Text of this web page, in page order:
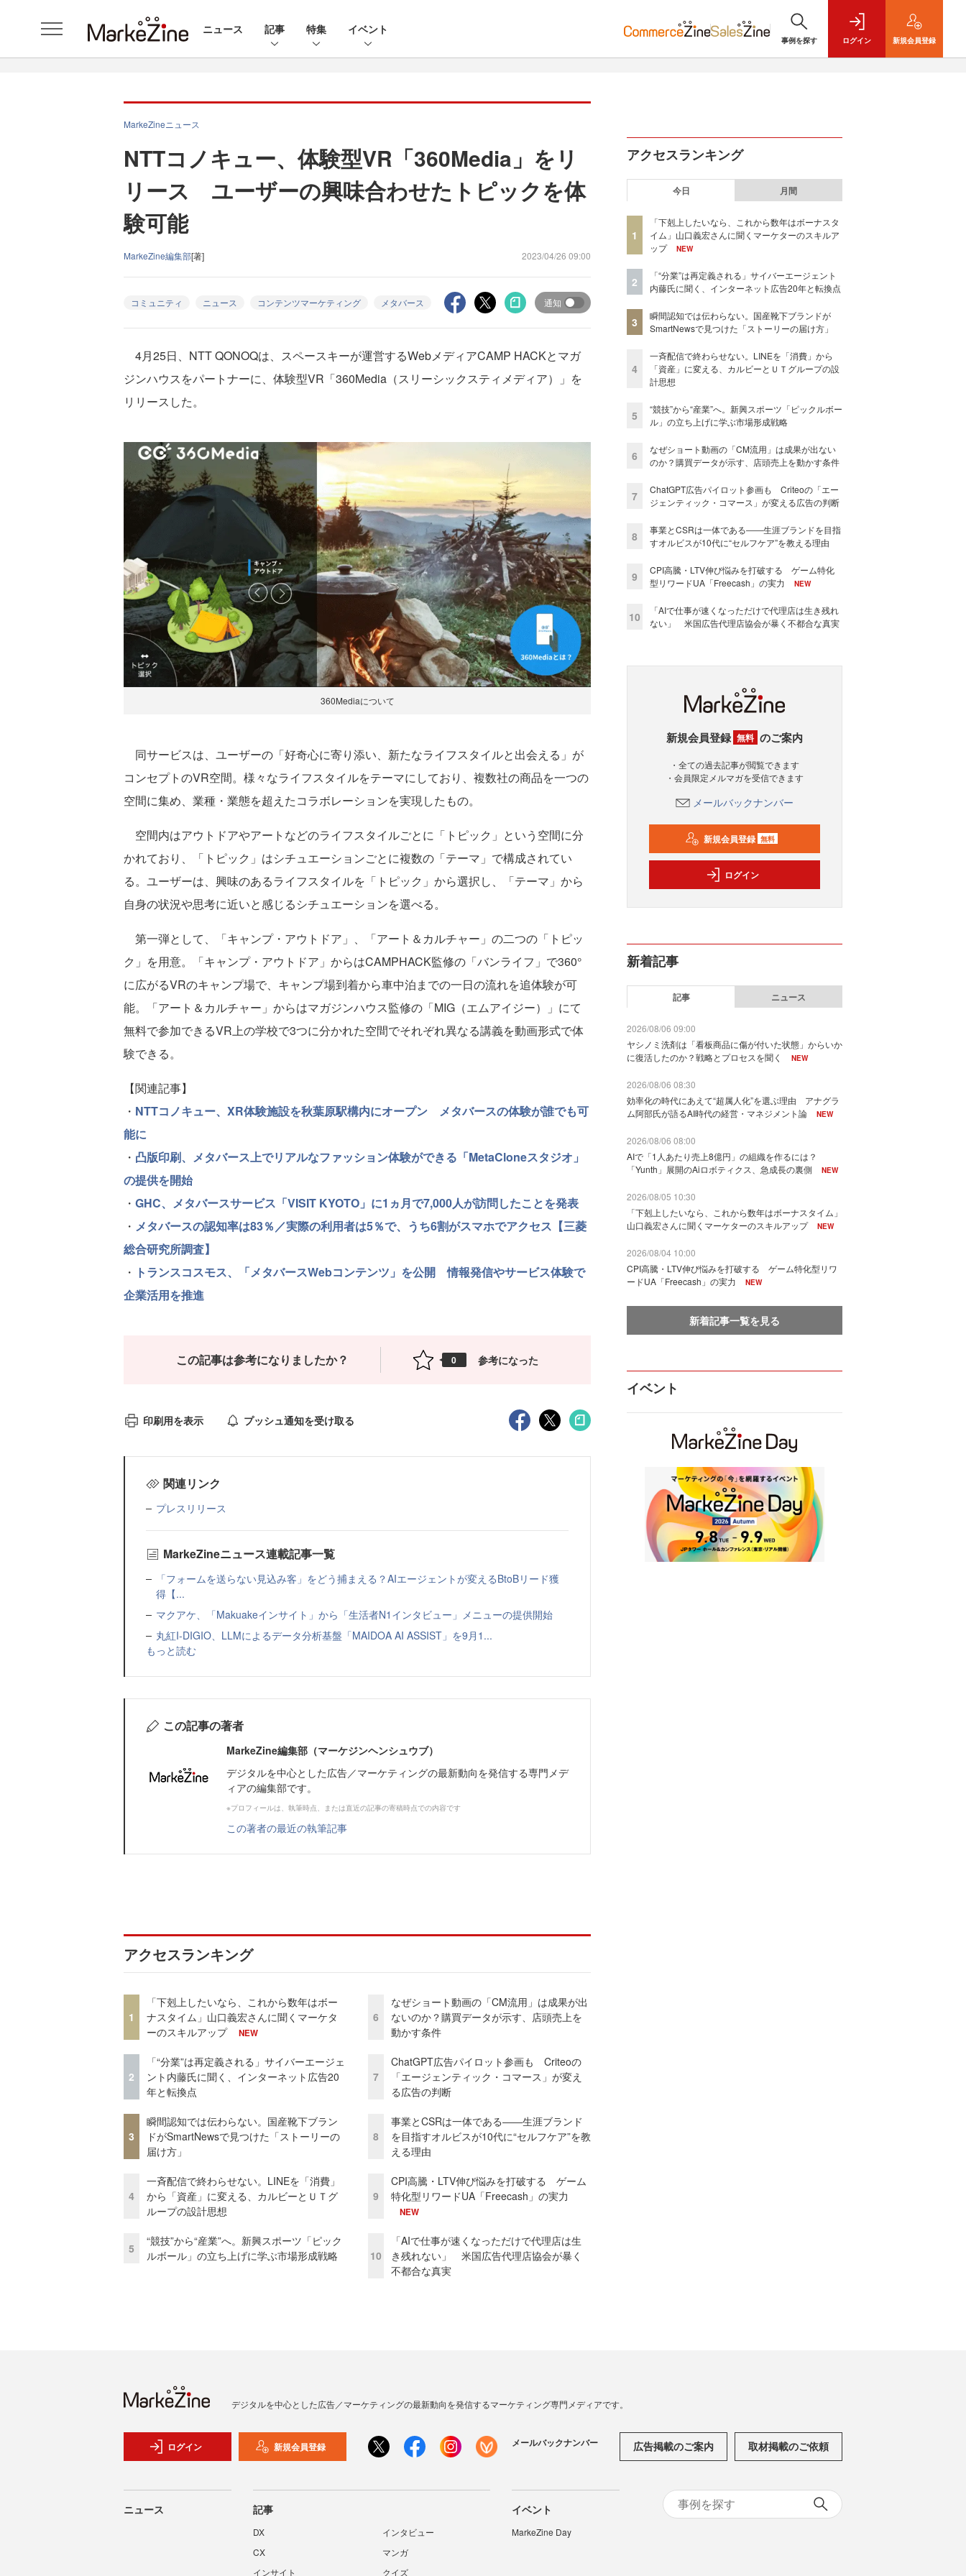
ニュース 記事 特集 イベント
事例を探す ログイン 新規会員登録
MarkeZineニュース
NTTコノキュー、体験型VR「360Media」をリ
リース ユーザーの興味合わせたトピックを体
験可能
MarkeZine編集部[著] 2023/04/26 09:00
コミュニティ ニュース コンテンツマーケティング メタバース 通知
4月25日、NTT QONOQは、スペースキーが運営するWebメディアCAMP HACKとマガ
ジンハウスをパートナーに、体験型VR「360Media（スリーシックスティメディア）」を
リリースした。
360Mediaについて
同サービスは、ユーザーの「好奇心に寄り添い、新たなライフスタイルと出会える」が
コンセプトのVR空間。様々なライフスタイルをテーマにしており、複数社の商品を一つの
空間に集め、業種・業態を超えたコラボレーションを実現したもの。
空間内はアウトドアやアートなどのライフスタイルごとに「トピック」という空間に分
かれており、「トピック」はシチュエーションごとに複数の「テーマ」で構成されてい
る。ユーザーは、興味のあるライフスタイルを「トピック」から選択し、「テーマ」から
自身の状況や思考に近いと感じるシチュエーションを選べる。
第一弾として、「キャンプ・アウトドア」、「アート＆カルチャー」の二つの「トピッ
ク」を用意。「キャンプ・アウトドア」からはCAMPHACK監修の「バンライフ」で360°
に広がるVRのキャンプ場で、キャンプ場到着から車中泊までの一日の流れを追体験が可
能。「アート＆カルチャー」からはマガジンハウス監修の「MIG（エムアイジー）」にて
無料で参加できるVR上の学校で3つに分かれた空間でそれぞれ異なる講義を動画形式で体
験できる。
【関連記事】
・ NTTコノキュー、XR体験施設を秋葉原駅構内にオープン メタバースの体験が誰でも可
能に
・ 凸版印刷、メタバース上でリアルなファッション体験ができる「MetaCloneスタジオ」
の提供を開始
・ GHC、メタバースサービス「VISIT KYOTO」に1ヵ月で7,000人が訪問したことを発表
・ メタバースの認知率は83％／実際の利用者は5％で、うち6割がスマホでアクセス【三菱
総合研究所調査】
・ トランスコスモス、「メタバースWebコンテンツ」を公開 情報発信やサービス体験で
企業活用を推進
この記事は参考になりましたか？ 0 参考になった
印刷用を表示 プッシュ通知を受け取る
関連リンク
プレスリリース
MarkeZineニュース連載記事一覧
「フォームを送らない見込み客」をどう捕まえる？AIエージェントが変えるBtoBリード獲
得【...
マクアケ、「Makuakeインサイト」から「生活者N1インタビュー」メニューの提供開始
丸紅I-DIGIO、LLMによるデータ分析基盤「MAIDOA AI ASSIST」を9月1...
もっと読む
この記事の著者
MarkeZine編集部（マーケジンヘンシュウブ）
デジタルを中心とした広告／マーケティングの最新動向を発信する専門メデ
ィアの編集部です。
※プロフィールは、執筆時点、または直近の記事の寄稿時点での内容です
この著者の最近の執筆記事
アクセスランキング
1
「下剋上したいなら、これから数年はボー
ナスタイム」山口義宏さんに聞くマーケタ
ーのスキルアップ
NEW
2
「“分業”は再定義される」サイバーエージェ
ント内藤氏に聞く、インターネット広告20
年と転換点
3
瞬間認知では伝わらない。国産靴下ブラン
ドがSmartNewsで見つけた「ストーリーの
届け方」
4
一斉配信で終わらせない。LINEを「消費」
から「資産」に変える、カルビーとＵＴグ
ループの設計思想
5
“競技”から“産業”へ。新興スポーツ「ピック
ルボール」の立ち上げに学ぶ市場形成戦略
6
なぜショート動画の「CM流用」は成果が出
ないのか？購買データが示す、店頭売上を
動かす条件
7
ChatGPT広告パイロット参画も Criteoの
「エージェンティック・コマース」が変え
る広告の判断
8
事業とCSRは一体である――生涯ブランド
を目指すオルビスが10代に“セルフケア”を教
える理由
9
CPI高騰・LTV伸び悩みを打破する ゲーム
特化型リワードUA「Freecash」の実力
NEW
10
「AIで仕事が速くなっただけで代理店は生
き残れない」 米国広告代理店協会が暴く
不都合な真実
アクセスランキング
今日 月間
1
「下剋上したいなら、これから数年はボーナスタ
イム」山口義宏さんに聞くマーケターのスキルア
ップ
NEW
2
「“分業”は再定義される」サイバーエージェント
内藤氏に聞く、インターネット広告20年と転換点
3
瞬間認知では伝わらない。国産靴下ブランドが
SmartNewsで見つけた「ストーリーの届け方」
4
一斉配信で終わらせない。LINEを「消費」から
「資産」に変える、カルビーとＵＴグループの設
計思想
5
“競技”から“産業”へ。新興スポーツ「ピックルボー
ル」の立ち上げに学ぶ市場形成戦略
6
なぜショート動画の「CM流用」は成果が出ない
のか？購買データが示す、店頭売上を動かす条件
7
ChatGPT広告パイロット参画も Criteoの「エー
ジェンティック・コマース」が変える広告の判断
8
事業とCSRは一体である――生涯ブランドを目指
すオルビスが10代に“セルフケア”を教える理由
9
CPI高騰・LTV伸び悩みを打破する ゲーム特化
型リワードUA「Freecash」の実力
NEW
10
「AIで仕事が速くなっただけで代理店は生き残れ
ない」 米国広告代理店協会が暴く不都合な真実
新規会員登録 無料 のご案内
・全ての過去記事が閲覧できます
・会員限定メルマガを受信できます
メールバックナンバー
新規会員登録 無料
ログイン
新着記事
記事 ニュース
2026/08/06 09:00
ヤシノミ洗剤は「看板商品に傷が付いた状態」からいか
に復活したのか？戦略とプロセスを聞く
NEW
2026/08/06 08:30
効率化の時代にあえて“超属人化”を選ぶ理由 アナグラ
ム阿部氏が語るAI時代の経営・マネジメント論
NEW
2026/08/06 08:00
AIで「1人あたり売上8億円」の組織を作るには？
「Yunth」展開のAiロボティクス、急成長の裏側
NEW
2026/08/05 10:30
「下剋上したいなら、これから数年はボーナスタイム」
山口義宏さんに聞くマーケターのスキルアップ
NEW
2026/08/04 10:00
CPI高騰・LTV伸び悩みを打破する ゲーム特化型リワ
ードUA「Freecash」の実力
NEW
新着記事一覧を見る
イベント
デジタルを中心とした広告／マーケティングの最新動向を発信するマーケティング専門メディアです。
ログイン 新規会員登録 メールバックナンバー 広告掲載のご案内 取材掲載のご依頼
ニュース 記事
DX
インタビュー
CX
マンガ
インサイト
クイズ
イベント
MarkeZine Day